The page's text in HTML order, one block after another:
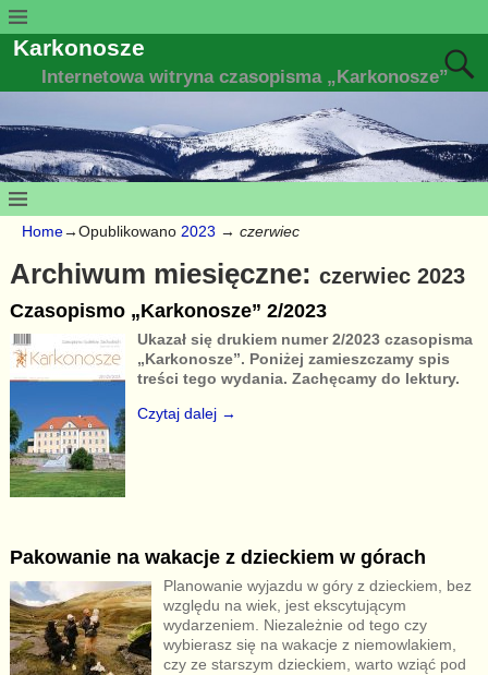
Karkonosze
Internetowa witryna czasopisma „Karkonosze”
Home→Opublikowano 2023 → czerwiec
Archiwum miesięczne: czerwiec 2023
Czasopismo „Karkonosze” 2/2023
Ukazał się drukiem numer 2/2023 czasopisma
„Karkonosze”. Poniżej zamieszczamy spis
treści tego wydania. Zachęcamy do lektury.
Czytaj dalej →
Pakowanie na wakacje z dzieckiem w górach
Planowanie wyjazdu w góry z dzieckiem, bez
względu na wiek, jest ekscytującym
wydarzeniem. Niezależnie od tego czy
wybierasz się na wakacje z niemowlakiem,
czy ze starszym dzieckiem, warto wziąć pod